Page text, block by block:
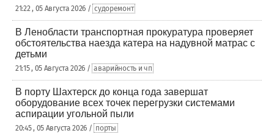
21:22 , 05 Августа 2026 / судоремонт
В Ленобласти транспортная прокуратура проверяет
обстоятельства наезда катера на надувной матрас с
детьми
21:15 , 05 Августа 2026 / аварийность и чп
В порту Шахтерск до конца года завершат
оборудование всех точек перегрузки системами
аспирации угольной пыли
20:45 , 05 Августа 2026 / порты